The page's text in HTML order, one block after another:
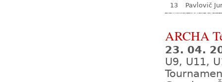
13
Pavlovič
ARCHA
23. 04.
U9, U11,